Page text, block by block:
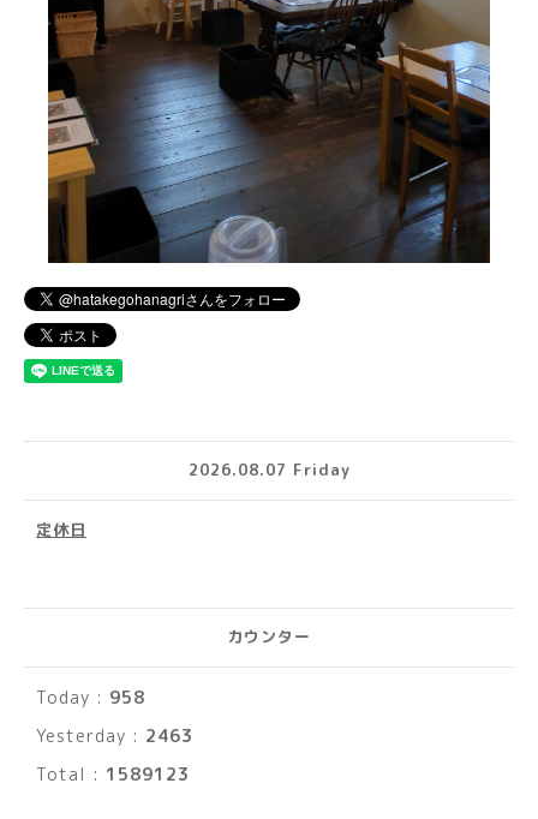
2026.08.07 Friday
定休日
カウンター
Today : 958
Yesterday : 2463
Total : 1589123